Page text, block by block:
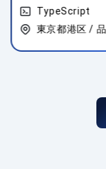
TypeScript
東京都港区 / 品